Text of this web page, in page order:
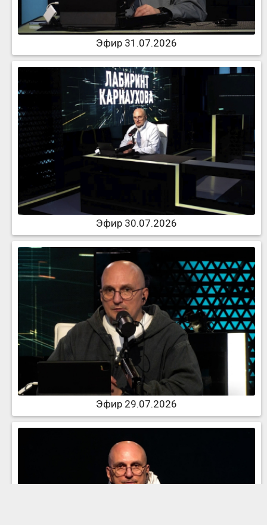
Эфир 31.07.2026
Эфир 30.07.2026
Эфир 29.07.2026